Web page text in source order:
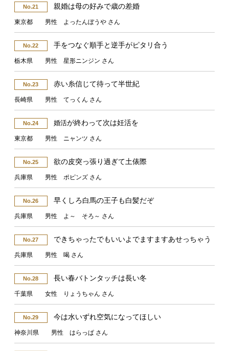
No.21 親婚は母の好みで歳の差婚
東京都 男性 よったんぼうや さん
No.22 手をつなぐ順手と逆手がピタリ合う
栃木県 男性 星形ニンジン さん
No.23 赤い糸信じて待って半世紀
長崎県 男性 てっくん さん
No.24 婚活が終わって次は妊活を
東京都 男性 ニャンツ さん
No.25 欲の皮突っ張り過ぎて土俵際
兵庫県 男性 ポピンズ さん
No.26 早くしろ白馬の王子も白髪だぞ
兵庫県 男性 よ～ そろ～ さん
No.27 できちゃったでもいいよでますますあせっちゃう
兵庫県 男性 喝 さん
No.28 長い春バトンタッチは長い冬
千葉県 女性 りょうちゃん さん
No.29 今は水いずれ空気になってほしい
神奈川県 男性 はらっぱ さん